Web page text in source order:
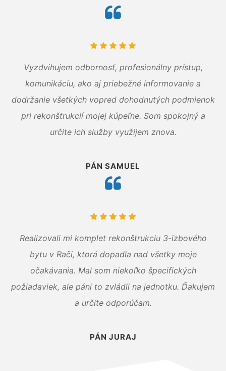
Vyzdvihujem odbornosť, profesionálny prístup,
komunikáciu, ako aj priebežné informovanie a
dodržanie všetkých vopred dohodnutých podmienok
pri rekonštrukcií mojej kúpeľne. Som spokojný a
určite ich služby využijem znova.
PÁN SAMUEL
Realizovali mi komplet rekonštrukciu 3-izbového
bytu v Rači, ktorá dopadla nad všetky moje
očakávania. Mal som niekoľko špecifických
požiadaviek, ale páni to zvládli na jednotku. Ďakujem
a určite odporúčam.
PÁN JURAJ